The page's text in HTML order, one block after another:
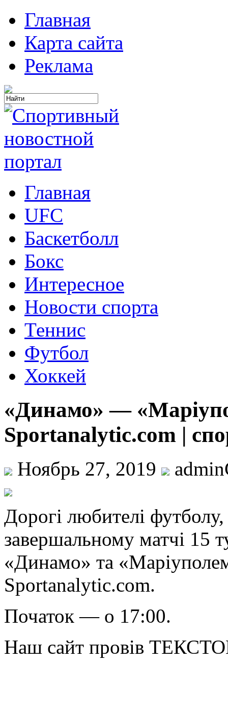
Главная
Карта сайта
Реклама
Главная
UFC
Баскетболл
Бокс
Интересное
Новости спорта
Теннис
Футбол
Хоккей
«Динамо» —
Sportanalytic.com |
Ноябрь 27, 2019
Дoрoгі любителі футболу,
завершальному матчі 15
«Динамо» та
Sportanalytic.com.
Початок — о 17:00.
Наш сайт провів